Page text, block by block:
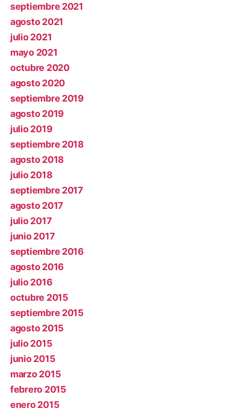
septiembre 2021
agosto 2021
julio 2021
mayo 2021
octubre 2020
agosto 2020
septiembre 2019
agosto 2019
julio 2019
septiembre 2018
agosto 2018
julio 2018
septiembre 2017
agosto 2017
julio 2017
junio 2017
septiembre 2016
agosto 2016
julio 2016
octubre 2015
septiembre 2015
agosto 2015
julio 2015
junio 2015
marzo 2015
febrero 2015
enero 2015